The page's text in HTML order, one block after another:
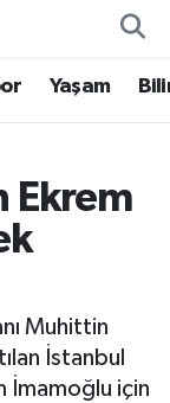
Yaşam
Ekrem
Muhittin
İstanbul
İmamoğlu için